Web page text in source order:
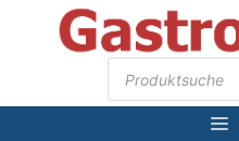
Products
search